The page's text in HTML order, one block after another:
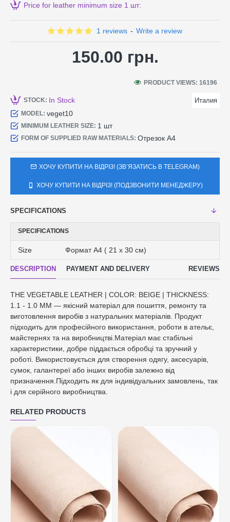
STOCK: In Stock
MODEL: veget10
MINIMUM LEATHER SIZE: 1 шт
FORM OF SUPPLIED RAW MATERIALS: Отрезок А4
Италия
PRODUCT VIEWS: 16196
1 reviews - Write a review
Price for leather minimum size 1 шт:
150.00 грн.
ХОЧУ КУПИТИ НА ВІДРІЗ! (ЗВʼЯЗАТИСЬ В TELEGRAM)
ХОЧУ КУПИТИ НА ВІДРІЗ! (ПОДЗВОНИТИ МЕНЕДЖЕРУ)
SPECIFICATIONS
SPECIFICATIONS
Size Формат А4 ( 21 х 30 см)
DESCRIPTION PAYMENT AND DELIVERY REVIEWS
THE VEGETABLE LEATHER | COLOR: BEIGE | THICKNESS:
1.1 - 1.0 MM — якісний матеріал для пошиття, ремонту та
виготовлення виробів з натуральних матеріалів. Продукт
підходить для професійного використання, роботи в ательє,
майстернях та на виробництві.Матеріал має стабільні
характеристики, добре піддається обробці та зручний у
роботі. Використовується для створення одягу, аксесуарів,
сумок, галантереї або інших виробів залежно від
призначення.Підходить як для індивідуальних замовлень, так
і для серійного виробництва.
RELATED PRODUCTS